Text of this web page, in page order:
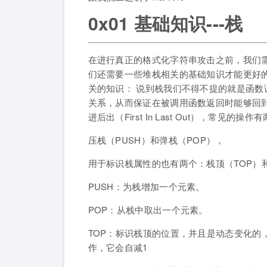
0x01 基础知识---栈
在进行真正的格式化字符串攻击之前，我
们还需要一些堆栈相关的基础知识才能更
关的知识： 说到栈我们不得不提的就是函
关系，从而保证在被调用函数返回时能够
进后出（First In Last Out），常见的操作有
压栈（PUSH）和弹栈（POP），
用于标识栈属性的也有两个：栈顶（TOP）
PUSH：为栈增加一个元素。
POP：从栈中取出一个元素。
TOP：标识栈顶的位置，并且是动态变化
作，它会自减1